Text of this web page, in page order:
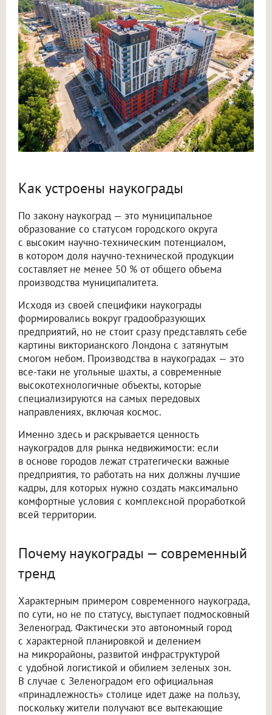
Как устроены наукограды
По закону наукоград — это муниципальное
образование со статусом городского округа
с высоким научно-техническим потенциалом,
в котором доля научно-технической продукции
составляет не менее 50 % от общего объема
производства муниципалитета.
Исходя из своей специфики наукограды
формировались вокруг градообразующих
предприятий, но не стоит сразу представлять себе
картины викторианского Лондона с затянутым
смогом небом. Производства в наукоградах — это
все-таки не угольные шахты, а современные
высокотехнологичные объекты, которые
специализируются на самых передовых
направлениях, включая космос.
Именно здесь и раскрывается ценность
наукоградов для рынка недвижимости: если
в основе городов лежат стратегически важные
предприятия, то работать на них должны лучшие
кадры, для которых нужно создать максимально
комфортные условия с комплексной проработкой
всей территории.
Почему наукограды — современный
тренд
Характерным примером современного наукограда,
по сути, но не по статусу, выступает подмосковный
Зеленоград. Фактически это автономный город
с характерной планировкой и делением
на микрорайоны, развитой инфраструктурой
с удобной логистикой и обилием зеленых зон.
В случае с Зеленоградом его официальная
«принадлежность» столице идет даже на пользу,
поскольку жители получают все вытекающие